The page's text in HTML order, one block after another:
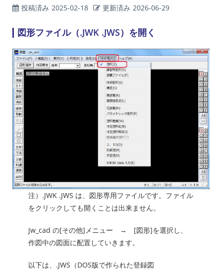
投稿済み 2025-02-18 更新済み 2026-06-29
図形ファイル（.JWK .JWS）を開く
注）.JWK .JWS は、図形専用ファイルです。ファイル
をクリックしても開くことは出来ません。
Jw_cad の[その他]メニュー → [図形]を選択し、
作図中の図面に配置していきます。
以下は、.JWS（DOS版で作られた登録図